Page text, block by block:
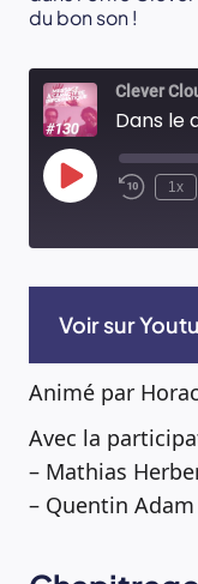
du bon son !
Clever
Play
Episode
1x
RSS FEED
SHARE
LINK
EMBED
Voir sur
Animé par
Avec la
– Mathias
– Quentin Adam